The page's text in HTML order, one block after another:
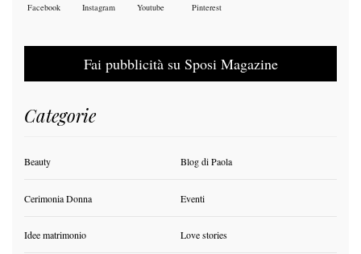
Facebook Instagram Youtube Pinterest
Fai pubblicità su Sposi Magazine
Categorie
Beauty Blog di Paola
Cerimonia Donna Eventi
Idee matrimonio Love stories